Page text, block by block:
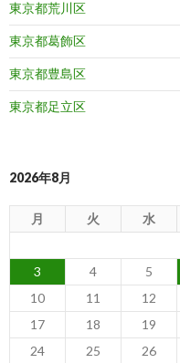
東京都荒川区
東京都葛飾区
東京都豊島区
東京都足立区
2026年8月
月 火 水
3
4 5
10
11 12
17
18 19
24
25 26